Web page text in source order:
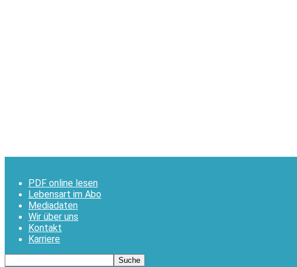
PDF online lesen
Lebensart im Abo
Mediadaten
Wir über uns
Kontakt
Karriere